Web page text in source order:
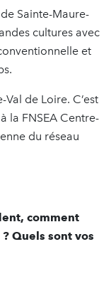
Sainte-Maure-
cultures avec
et
de Loire. C’est
la FNSEA Centre-
du réseau
comment
Quels sont vos